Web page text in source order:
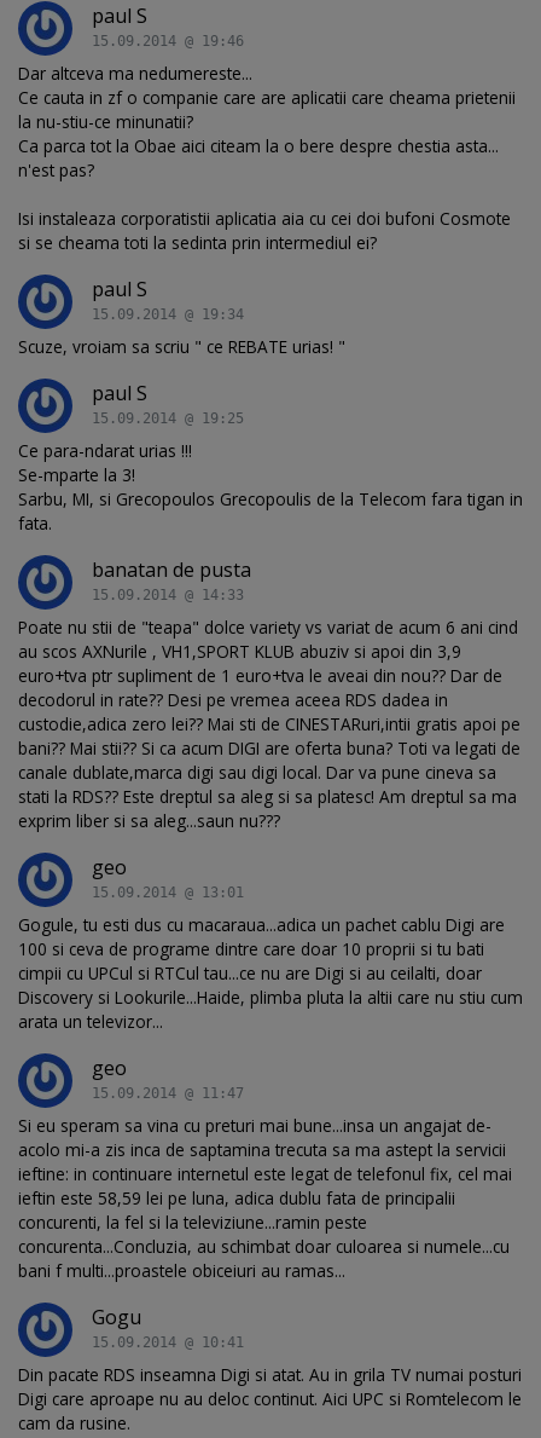
paul S
15.09.2014 @ 19:46
Dar altceva ma nedumereste...
Ce cauta in zf o companie care are aplicatii care cheama prietenii
la nu-stiu-ce minunatii?
Ca parca tot la Obae aici citeam la o bere despre chestia asta...
n'est pas?
Isi instaleaza corporatistii aplicatia aia cu cei doi bufoni Cosmote
si se cheama toti la sedinta prin intermediul ei?
paul S
15.09.2014 @ 19:34
Scuze, vroiam sa scriu " ce REBATE urias! "
paul S
15.09.2014 @ 19:25
Ce para-ndarat urias !!!
Se-mparte la 3!
Sarbu, MI, si Grecopoulos Grecopoulis de la Telecom fara tigan in
fata.
banatan de pusta
15.09.2014 @ 14:33
Poate nu stii de "teapa" dolce variety vs variat de acum 6 ani cind
au scos AXNurile , VH1,SPORT KLUB abuziv si apoi din 3,9
euro+tva ptr supliment de 1 euro+tva le aveai din nou?? Dar de
decodorul in rate?? Desi pe vremea aceea RDS dadea in
custodie,adica zero lei?? Mai sti de CINESTARuri,intii gratis apoi pe
bani?? Mai stii?? Si ca acum DIGI are oferta buna? Toti va legati de
canale dublate,marca digi sau digi local. Dar va pune cineva sa
stati la RDS?? Este dreptul sa aleg si sa platesc! Am dreptul sa ma
exprim liber si sa aleg...saun nu???
geo
15.09.2014 @ 13:01
Gogule, tu esti dus cu macaraua...adica un pachet cablu Digi are
100 si ceva de programe dintre care doar 10 proprii si tu bati
cimpii cu UPCul si RTCul tau...ce nu are Digi si au ceilalti, doar
Discovery si Lookurile...Haide, plimba pluta la altii care nu stiu cum
arata un televizor...
geo
15.09.2014 @ 11:47
Si eu speram sa vina cu preturi mai bune...insa un angajat de-
acolo mi-a zis inca de saptamina trecuta sa ma astept la servicii
ieftine: in continuare internetul este legat de telefonul fix, cel mai
ieftin este 58,59 lei pe luna, adica dublu fata de principalii
concurenti, la fel si la televiziune...ramin peste
concurenta...Concluzia, au schimbat doar culoarea si numele...cu
bani f multi...proastele obiceiuri au ramas...
Gogu
15.09.2014 @ 10:41
Din pacate RDS inseamna Digi si atat. Au in grila TV numai posturi
Digi care aproape nu au deloc continut. Aici UPC si Romtelecom le
cam da rusine.